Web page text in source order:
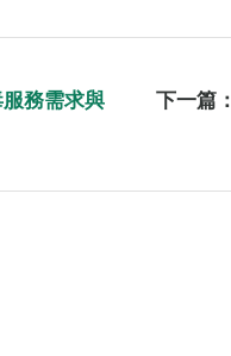
務需求與
下一篇：